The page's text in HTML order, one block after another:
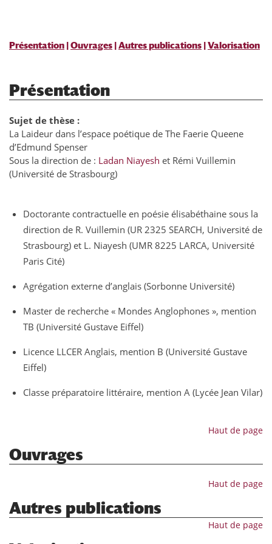
Présentation |Ouvrages |Autres publications |Valorisation
Présentation
Sujet de thèse :
La Laideur dans l’espace poétique de The Faerie Queene
d’Edmund Spenser
Sous la direction de : Ladan Niayesh et Rémi Vuillemin
(Université de Strasbourg)
Doctorante contractuelle en poésie élisabéthaine sous la
direction de R. Vuillemin (UR 2325 SEARCH, Université de
Strasbourg) et L. Niayesh (UMR 8225 LARCA, Université
Paris Cité)
Agrégation externe d’anglais (Sorbonne Université)
Master de recherche « Mondes Anglophones », mention
TB (Université Gustave Eiffel)
Licence LLCER Anglais, mention B (Université Gustave
Eiffel)
Classe préparatoire littéraire, mention A (Lycée Jean Vilar)
Haut de page
Ouvrages
Haut de page
Autres publications
Haut de page